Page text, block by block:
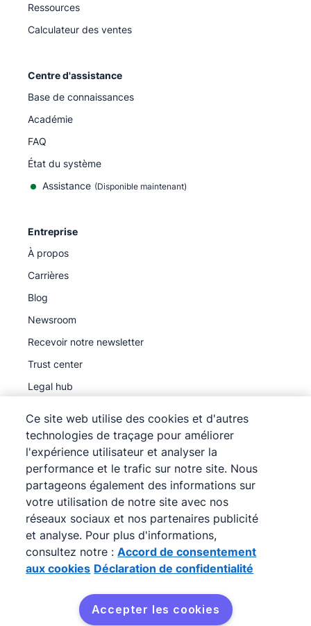
Ressources
Calculateur des ventes
Centre d'assistance
Base de connaissances
Académie
FAQ
État du système
Assistance (Disponible maintenant)
Entreprise
À propos
Carrières
Blog
Newsroom
Recevoir notre newsletter
Trust center
Legal hub
©2026Pipedrive
Pipedrive
Conditions d'utilisation
Pipedrive
Déclaration de confidentialité
Plan du site
Accord de consentement aux cookies
Préférences de cookies
Pipedrive est un outil CRM en ligne pour la vente.
Ce site web utilise des cookies et d'autres
technologies de traçage pour améliorer
l'expérience utilisateur et analyser la
performance et le trafic sur notre site. Nous
partageons également des informations sur
votre utilisation de notre site avec nos
réseaux sociaux et nos partenaires publicité
et analyse. Pour plus d'informations,
consultez notre : Accord de consentement
aux cookies Déclaration de confidentialité
Accepter les cookies